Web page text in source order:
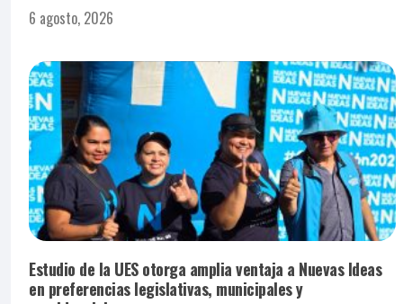
6 agosto, 2026
Estudio de la UES otorga amplia ventaja a Nuevas Ideas
en preferencias legislativas, municipales y